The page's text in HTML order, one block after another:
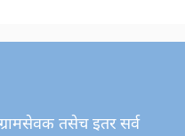
तसेच इतर सर्व